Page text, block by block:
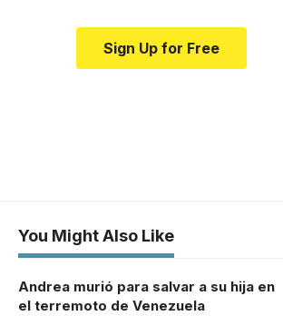
Sign Up for Free
You Might Also Like
Andrea murió para salvar a su hija en
el terremoto de Venezuela